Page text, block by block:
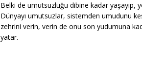
Belki de umutsuzluğu dibine kadar
Dünyayı umutsuzlar, sistemden umudunu
zehrini verin, verin de onu son yudumuna
yatar.